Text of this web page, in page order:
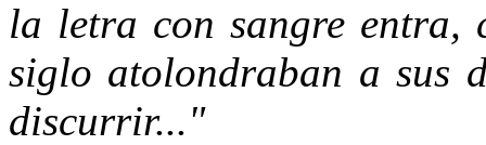
la letra con sangre entra,
siglo atolondraban a sus
discurrir..."